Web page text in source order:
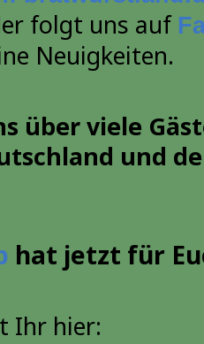
folgt uns auf
Neuigkeiten.
über viele
und
hat jetzt für
Ihr hier: